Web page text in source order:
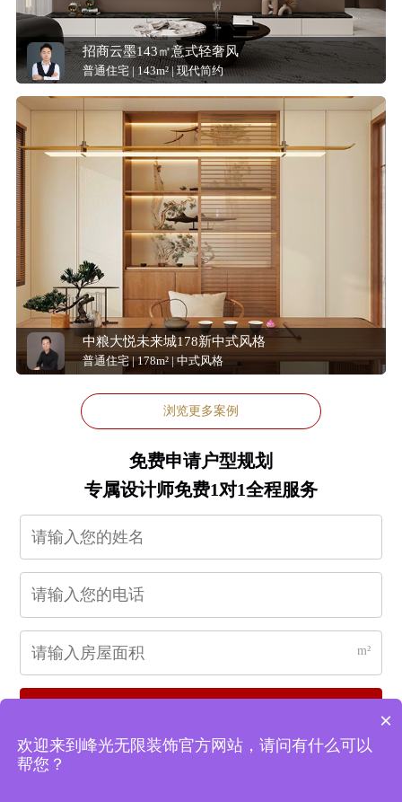
招商云墨143㎡意式轻奢风
普通住宅 | 143m² | 现代简约
中粮大悦未来城178新中式风格
普通住宅 | 178m² | 中式风格
浏览更多案例
免费申请户型规划
专属设计师免费1对1全程服务
m²
×
欢迎来到峰光无限装饰官方网站，请问有什么可以
帮您？